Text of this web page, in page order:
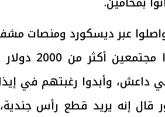
عبر ديسكورد ومنصات
ويزعم أن المتهمين قدموا
وأبدوا رغبتهم في
قال إنه يريد قطع رأس